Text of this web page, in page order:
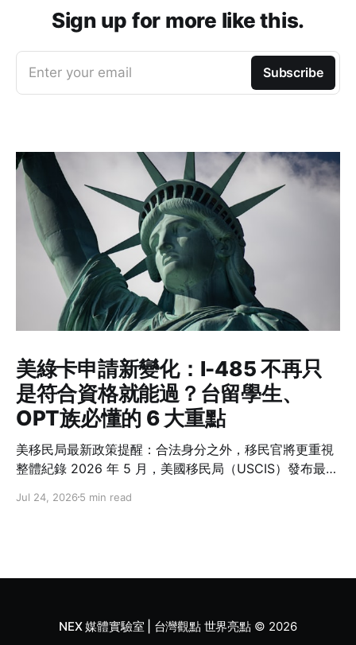
Sign up for more like this.
Enter your email Subscribe
美綠卡申請新變化：I-485 不再只
是符合資格就能過？台留學生、
OPT族必懂的 6 大重點
美移民局最新政策提醒：合法身分之外，移民官將更重視
整體紀錄 2026 年 5 月，美國移民局（USCIS）發布最新
略的概念：在美國境內申請綠卡（Adjustment of
485 時，更全面檢視申請人的身分維持紀錄、過往行為與
代表未來除了符合資格，也需要更加重視一路以來的移民
Jul 24, 2026 5 min read
NEX 媒體實驗室 | 台灣觀點 世界亮點© 2026